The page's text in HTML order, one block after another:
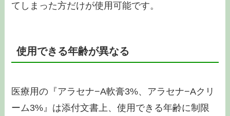
てしまった方だけが使用可能です。
使用できる年齢が異なる
医療用の『アラセナ−A軟膏3%、アラセナ−Aクリ
ーム3%』は添付文書上、使用できる年齢に制限